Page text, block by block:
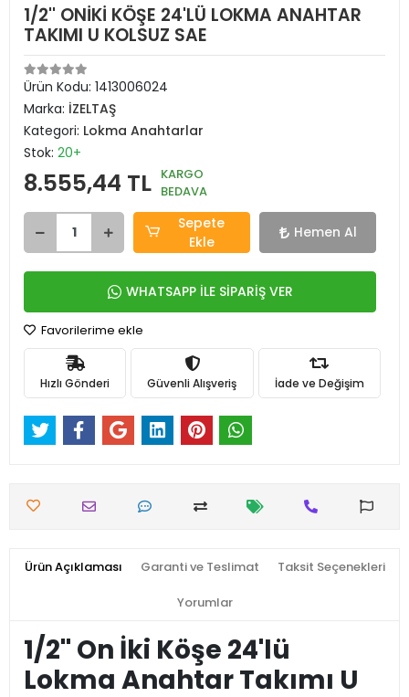
1/2'' ONİKİ KÖŞE 24'LÜ LOKMA ANAHTAR
TAKIMI U KOLSUZ SAE
Ürün Kodu: 1413006024
Marka: İZELTAŞ
Kategori: Lokma Anahtarlar
Stok: 20+
8.555,44 TL KARGO
BEDAVA
Sepete
Ekle
Hemen Al
WHATSAPP İLE SİPARİŞ VER
Favorilerime ekle
Hızlı Gönderi Güvenli Alışveriş İade ve Değişim
Ürün Açıklaması Garanti ve Teslimat Taksit Seçenekleri
Yorumlar
1/2'' On İki Köşe 24'lü
Lokma Anahtar Takımı U